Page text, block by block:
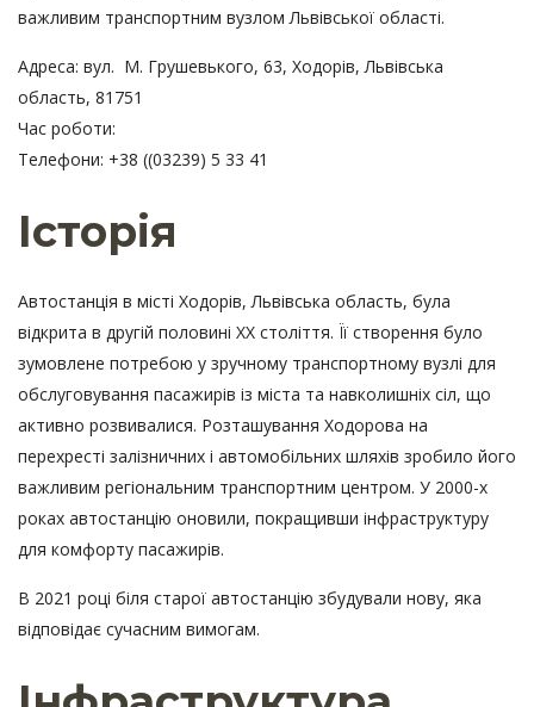
важливим транспортним вузлом Львівської області.
Адреса: вул. М. Грушевького, 63, Ходорів, Львівська
область, 81751
Час роботи:
Телефони: +38 ((03239) 5 33 41
Історія
Автостанція в місті Ходорів, Львівська область, була
відкрита в другій половині ХХ століття. Її створення було
зумовлене потребою у зручному транспортному вузлі для
обслуговування пасажирів із міста та навколишніх сіл, що
активно розвивалися. Розташування Ходорова на
перехресті залізничних і автомобільних шляхів зробило його
важливим регіональним транспортним центром. У 2000-х
роках автостанцію оновили, покращивши інфраструктуру
для комфорту пасажирів.
В 2021 році біля старої автостанцію збудували нову, яка
відповідає сучасним вимогам.